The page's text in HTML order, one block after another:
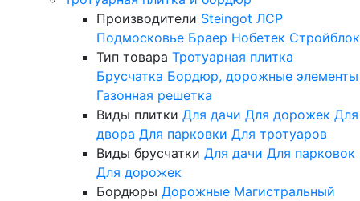
Производители Steingot ЛСР
Подмосковье Браер Нобетек Стройблок
Тип товара Тротуарная плитка
Брусчатка Бордюр, дорожные элементы
Газонная решетка
Виды плитки Для дачи Для дорожек Для
двора Для парковки Для тротуаров
Виды брусчатки Для дачи Для парковок
Для дорожек
Бордюры Дорожные Магистральный